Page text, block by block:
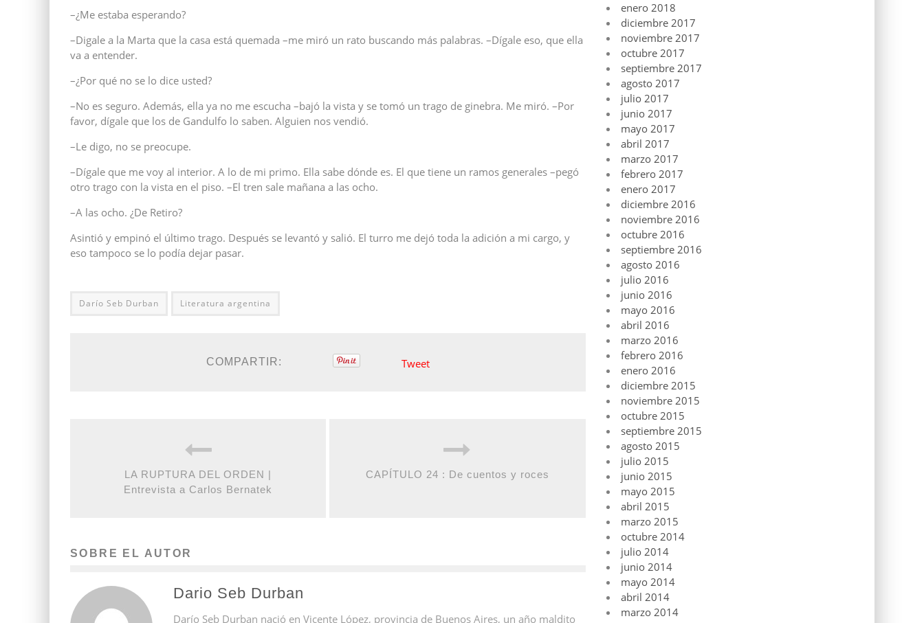
–¿Me estaba esperando?
–Digale a la Marta que la casa está quemada –me miró un rato buscando más palabras. –Dígale eso, que ella
va a entender.
–¿Por qué no se lo dice usted?
–No es seguro. Además, ella ya no me escucha –bajó la vista y se tomó un trago de ginebra. Me miró. –Por
favor, dígale que los de Gandulfo lo saben. Alguien nos vendió.
–Le digo, no se preocupe.
–Dígale que me voy al interior. A lo de mi primo. Ella sabe dónde es. El que tiene un ramos generales –pegó
otro trago con la vista en el piso. –El tren sale mañana a las ocho.
–A las ocho. ¿De Retiro?
Asintió y empinó el último trago. Después se levantó y salió. El turro me dejó toda la adición a mi cargo, y
eso tampoco se lo podía dejar pasar.
Darío Seb Durban Literatura argentina
COMPARTIR: Tweet
LA RUPTURA DEL ORDEN |
Entrevista a Carlos Bernatek
CAPÍTULO 24 : De cuentos y roces
SOBRE EL AUTOR
Dario Seb Durban
Darío Seb Durban nació en Vicente López, provincia de Buenos Aires, un año maldito
enero 2018
diciembre 2017
noviembre 2017
octubre 2017
septiembre 2017
agosto 2017
julio 2017
junio 2017
mayo 2017
abril 2017
marzo 2017
febrero 2017
enero 2017
diciembre 2016
noviembre 2016
octubre 2016
septiembre 2016
agosto 2016
julio 2016
junio 2016
mayo 2016
abril 2016
marzo 2016
febrero 2016
enero 2016
diciembre 2015
noviembre 2015
octubre 2015
septiembre 2015
agosto 2015
julio 2015
junio 2015
mayo 2015
abril 2015
marzo 2015
octubre 2014
julio 2014
junio 2014
mayo 2014
abril 2014
marzo 2014